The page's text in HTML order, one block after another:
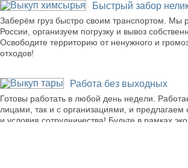
Быстрый забор
Заберём груз быстро своим транспортом. Мы
России, организуем погрузку и вывоз
Освободите территорию от ненужного и
отходов!
Работа без выходных
Готовы работать в любой день недели.
лицами, так и с организациями, и
и условия сотрудничества! Будьте в рамках